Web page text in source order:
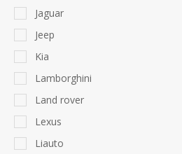
Jaguar
Jeep
Kia
Lamborghini
Land rover
Lexus
Liauto